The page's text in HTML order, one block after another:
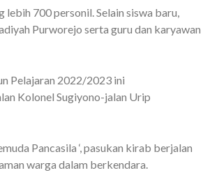
700 personil. Selain siswa baru,
Purworejo serta guru dan karyawan
Pelajaran 2022/2023 ini
Kolonel Sugiyono-jalan Urip
Pancasila ‘, pasukan kirab berjalan
warga dalam berkendara.